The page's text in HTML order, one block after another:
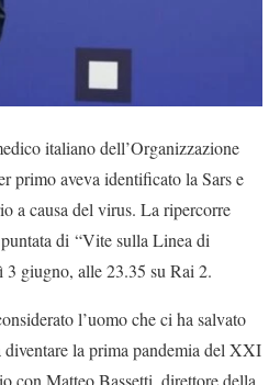
italiano dell’Organizzazione
primo aveva identificato la Sars e
a causa del virus. La ripercorre
di “Vite sulla Linea di
giugno, alle 23.35 su Rai 2.
l’uomo che ci ha salvato
diventare la prima pandemia del XXI
con Matteo Bassetti, direttore della